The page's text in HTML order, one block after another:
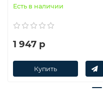
Есть в наличии
1 947 р
Купить